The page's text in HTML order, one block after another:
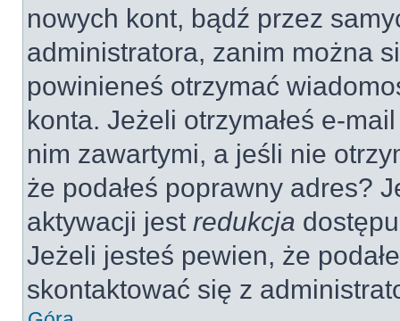
nowych kont, bądź przez
administratora, zanim można
powinieneś otrzymać
konta. Jeżeli otrzymałeś e-
nim zawartymi, a jeśli nie
że podałeś poprawny adres?
aktywacji jest redukcja
Jeżeli jesteś pewien, że
skontaktować się z